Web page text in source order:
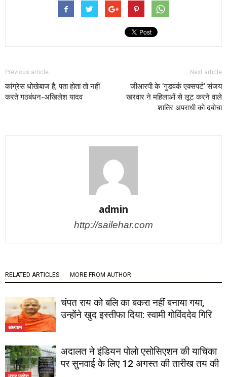
Previous article
कांग्रेस धोखेबाज है, पता होता तो नहीं
करते गठबंधन-अखिलेश यादव
Next article
जीआरपी के ‘गुडवर्क एक्सपर्ट’ संजय
खरवार ने महिलाओं से लूट करने वाले
शातिर अपराधी को दबोचा
admin
http://sailehar.com
RELATED ARTICLES MORE FROM AUTHOR
अध्यात्म
चंपत राय को बलि का बकरा नहीं बनाया गया,
उन्होंने खुद इस्तीफा दिया: स्वामी गोविंददेव गिरि
अदालत ने इंडियन पोलो एसोसिएशन की याचिका
पर सुनवाई के लिए 12 अगस्त की तारीख तय की